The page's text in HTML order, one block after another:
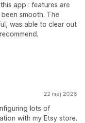
app : features are
smooth. The
was able to clear out
22 maj 2026
lots of
with my Etsy store.